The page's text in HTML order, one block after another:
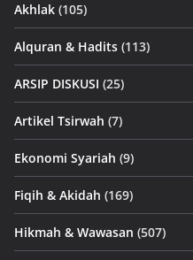
Akhlak (105)
Alquran & Hadits (113)
ARSIP DISKUSI (25)
Artikel Tsirwah (7)
Ekonomi Syariah (9)
Fiqih & Akidah (169)
Hikmah & Wawasan (507)